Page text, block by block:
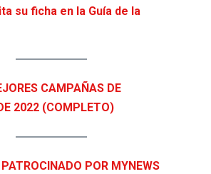
su ficha en la Guía de la
CAMPAÑAS DE
2022 (COMPLETO)
POR MYNEWS